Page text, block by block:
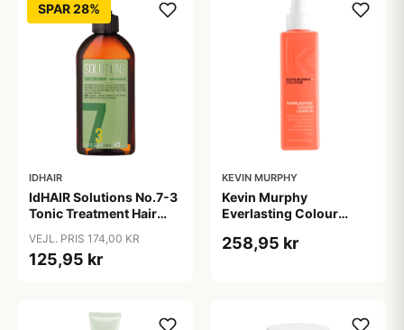
SPAR 28%
IDHAIR
IdHAIR Solutions No.7-3
Tonic Treatment Hair
VEJL. PRIS 174,00 KR
125,95 kr
KEVIN MURPHY
Kevin Murphy
Everlasting Colour
ml)
258,95 kr